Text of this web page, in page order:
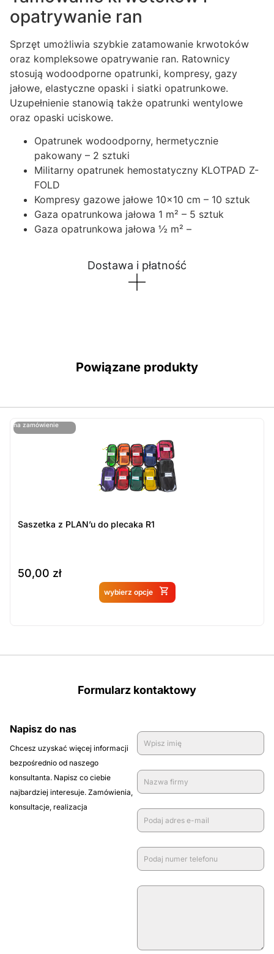
opatrywanie ran
Sprzęt umożliwia szybkie zatamowanie krwotoków
oraz kompleksowe opatrywanie ran. Ratownicy
stosują wodoodporne opatrunki, kompresy, gazy
jałowe, elastyczne opaski i siatki opatrunkowe.
Uzupełnienie stanowią także opatrunki wentylowe
oraz opaski uciskowe.
Opatrunek wodoodporny, hermetycznie
pakowany – 2 sztuki
Militarny opatrunek hemostatyczny KLOTPAD Z-
FOLD
Kompresy gazowe jałowe 10x10 cm – 10 sztuk
Gaza opatrunkowa jałowa 1 m² – 5 sztuk
Gaza opatrunkowa jałowa ½ m² –
Dostawa i płatność
Powiązane produkty
na zamówienie
ostatnie sztuki
Saszetka z PLAN’u do plecaka R1
50,00 zł
wybierz opcje
Produkt dostępny na
Formularz kontaktowy
Napisz do nas
Chcesz uzyskać więcej informacji
bezpośrednio od naszego
konsultanta. Napisz co ciebie
najbardziej interesuje. Zamówienia,
konsultacje, realizacja